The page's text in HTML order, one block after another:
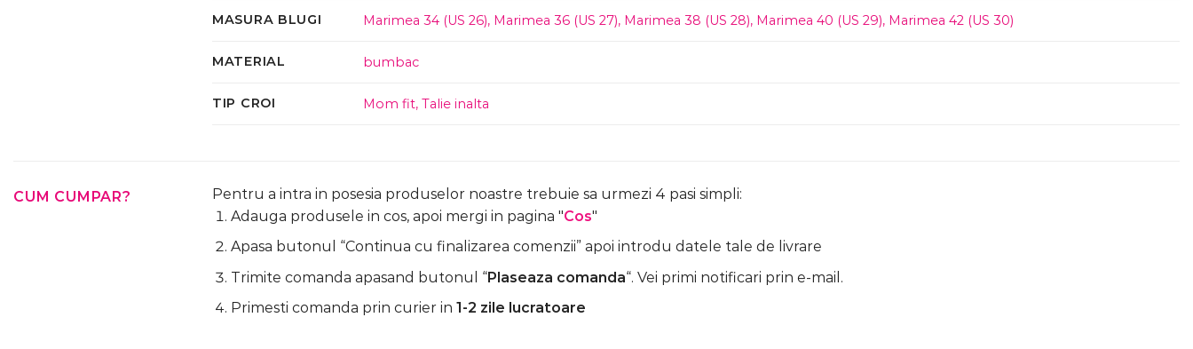
MASURA BLUGI Marimea 34 (US 26), Marimea 36 (US 27), Marimea 38 (US 28), Marimea 40 (US 29), Marimea 42 (US 30)
MATERIAL bumbac
TIP CROI Mom fit,Talie inalta
CUM CUMPAR?
Pentru a intra in posesia produselor noastre trebuie sa urmezi 4 pasi simpli:
Adauga produsele in cos, apoi mergi in pagina "Cos"
Apasa butonul “Continua cu finalizarea comenzii” apoi introdu datele tale de livrare
Trimite comanda apasand butonul “Plaseaza comanda“. Vei primi notificari prin e-mail.
Primesti comanda prin curier in 1-2 zile lucratoare